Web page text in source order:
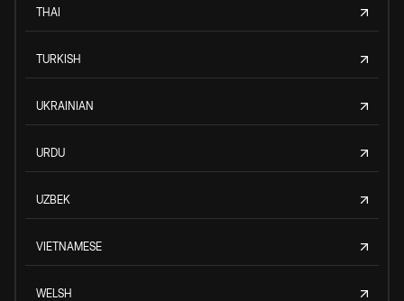
THAI
TURKISH
UKRAINIAN
URDU
UZBEK
VIETNAMESE
WELSH